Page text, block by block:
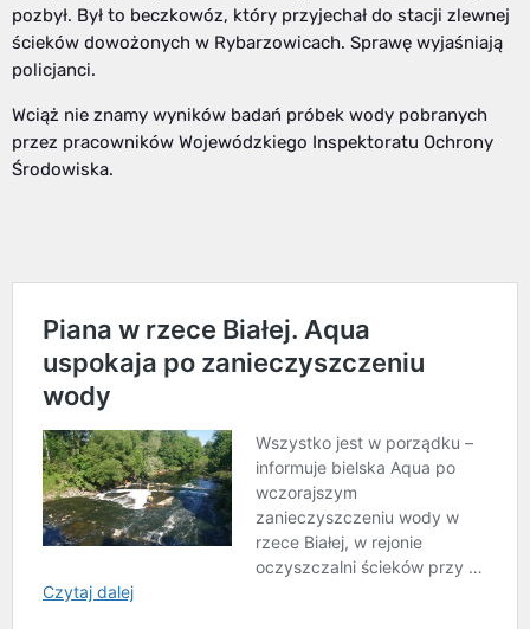
pozbył. Był to beczkowóz, który przyjechał do stacji zlewnej
ścieków dowożonych w Rybarzowicach. Sprawę wyjaśniają
policjanci.
Wciąż nie znamy wyników badań próbek wody pobranych
przez pracowników Wojewódzkiego Inspektoratu Ochrony
Środowiska.